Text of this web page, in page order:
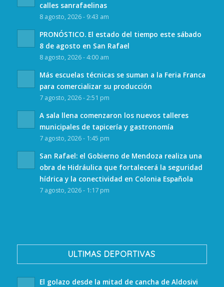
calles sanrafaelinas
8 agosto, 2026 - 9:43 am
PRONÓSTICO. El estado del tiempo este sábado
8 de agosto en San Rafael
8 agosto, 2026 - 4:00 am
Más escuelas técnicas se suman a la Feria Franca
para comercializar su producción
7 agosto, 2026 - 2:51 pm
A sala llena comenzaron los nuevos talleres
municipales de tapicería y gastronomía
7 agosto, 2026 - 1:45 pm
San Rafael: el Gobierno de Mendoza realiza una
obra de Hidráulica que fortalecerá la seguridad
hídrica y la conectividad en Colonia Española
7 agosto, 2026 - 1:17 pm
ULTIMAS DEPORTIVAS
El golazo desde la mitad de cancha de Aldosivi